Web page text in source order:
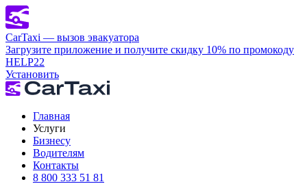
CarTaxi — вызов эвакуатора
Загрузите приложение и получите скидку 10% по промокоду
HELP22
Установить
Главная
Услуги
Бизнесу
Водителям
Контакты
8 800 333 51 81